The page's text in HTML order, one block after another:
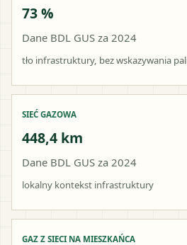
73 %
Dane BDL GUS za 2024
tło infrastruktury, bez wskazywania
SIEĆ GAZOWA
448,4 km
Dane BDL GUS za 2024
lokalny kontekst infrastruktury
GAZ Z SIECI NA MIESZKAŃCA